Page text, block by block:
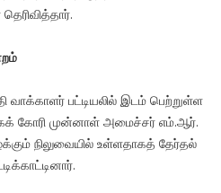
வாக்காளர் பட்டியலில் இடம் பெற்றுள்ள
கோரி முன்னாள் அமைச்சர் எம்.ஆர்.
நிலுவையில் உள்ளதாகத் தேர்தல்